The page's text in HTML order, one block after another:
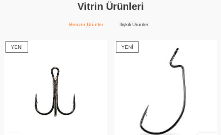
Vitrin Ürünleri
Benzer Ürünler İlişkili Ürünler
YENI YENI